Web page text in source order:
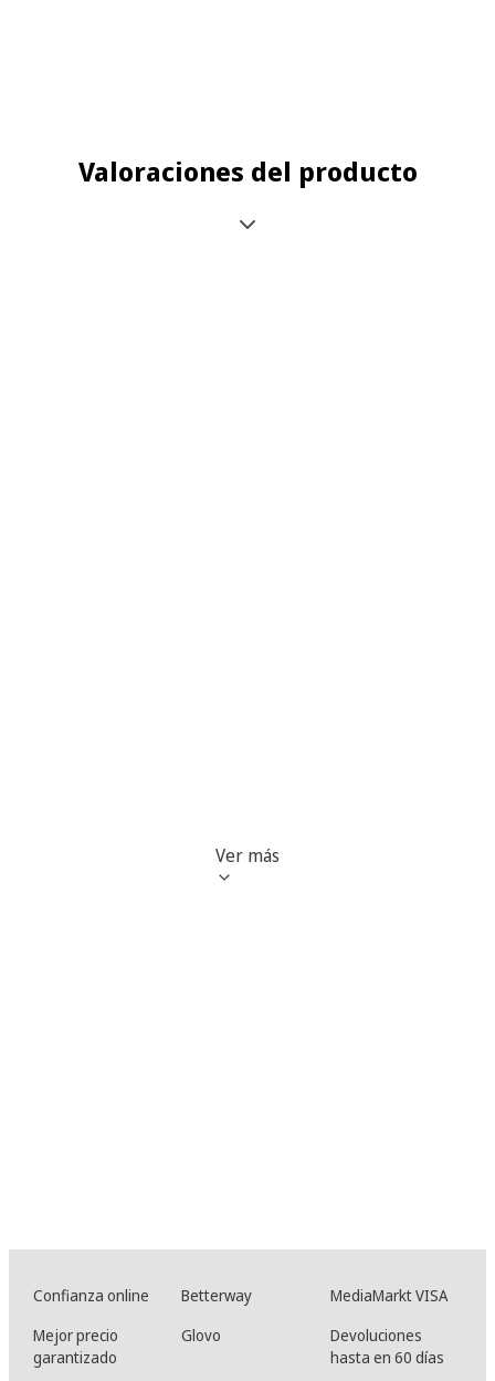
Valoraciones del producto
Ver más
Confianza online Betterway
MediaMarkt VISA
Mejor precio
garantizado
Glovo
Devoluciones
hasta en 60 días